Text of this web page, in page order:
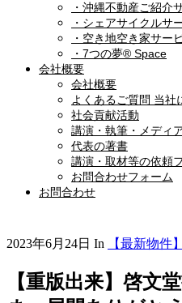
・沖縄不動産ご紹介
・シェアサイクルサ
・空き地空き家サー
・7つの夢® Space
会社概要
会社概要
よくあるご質問 当社
社会貢献活動
講演・執筆・メディ
代表の著書
講演・取材等の依頼
お問合わせフォーム
お問合わせ
2023年6月24日 In 【最新物件】
【重版出来】啓文